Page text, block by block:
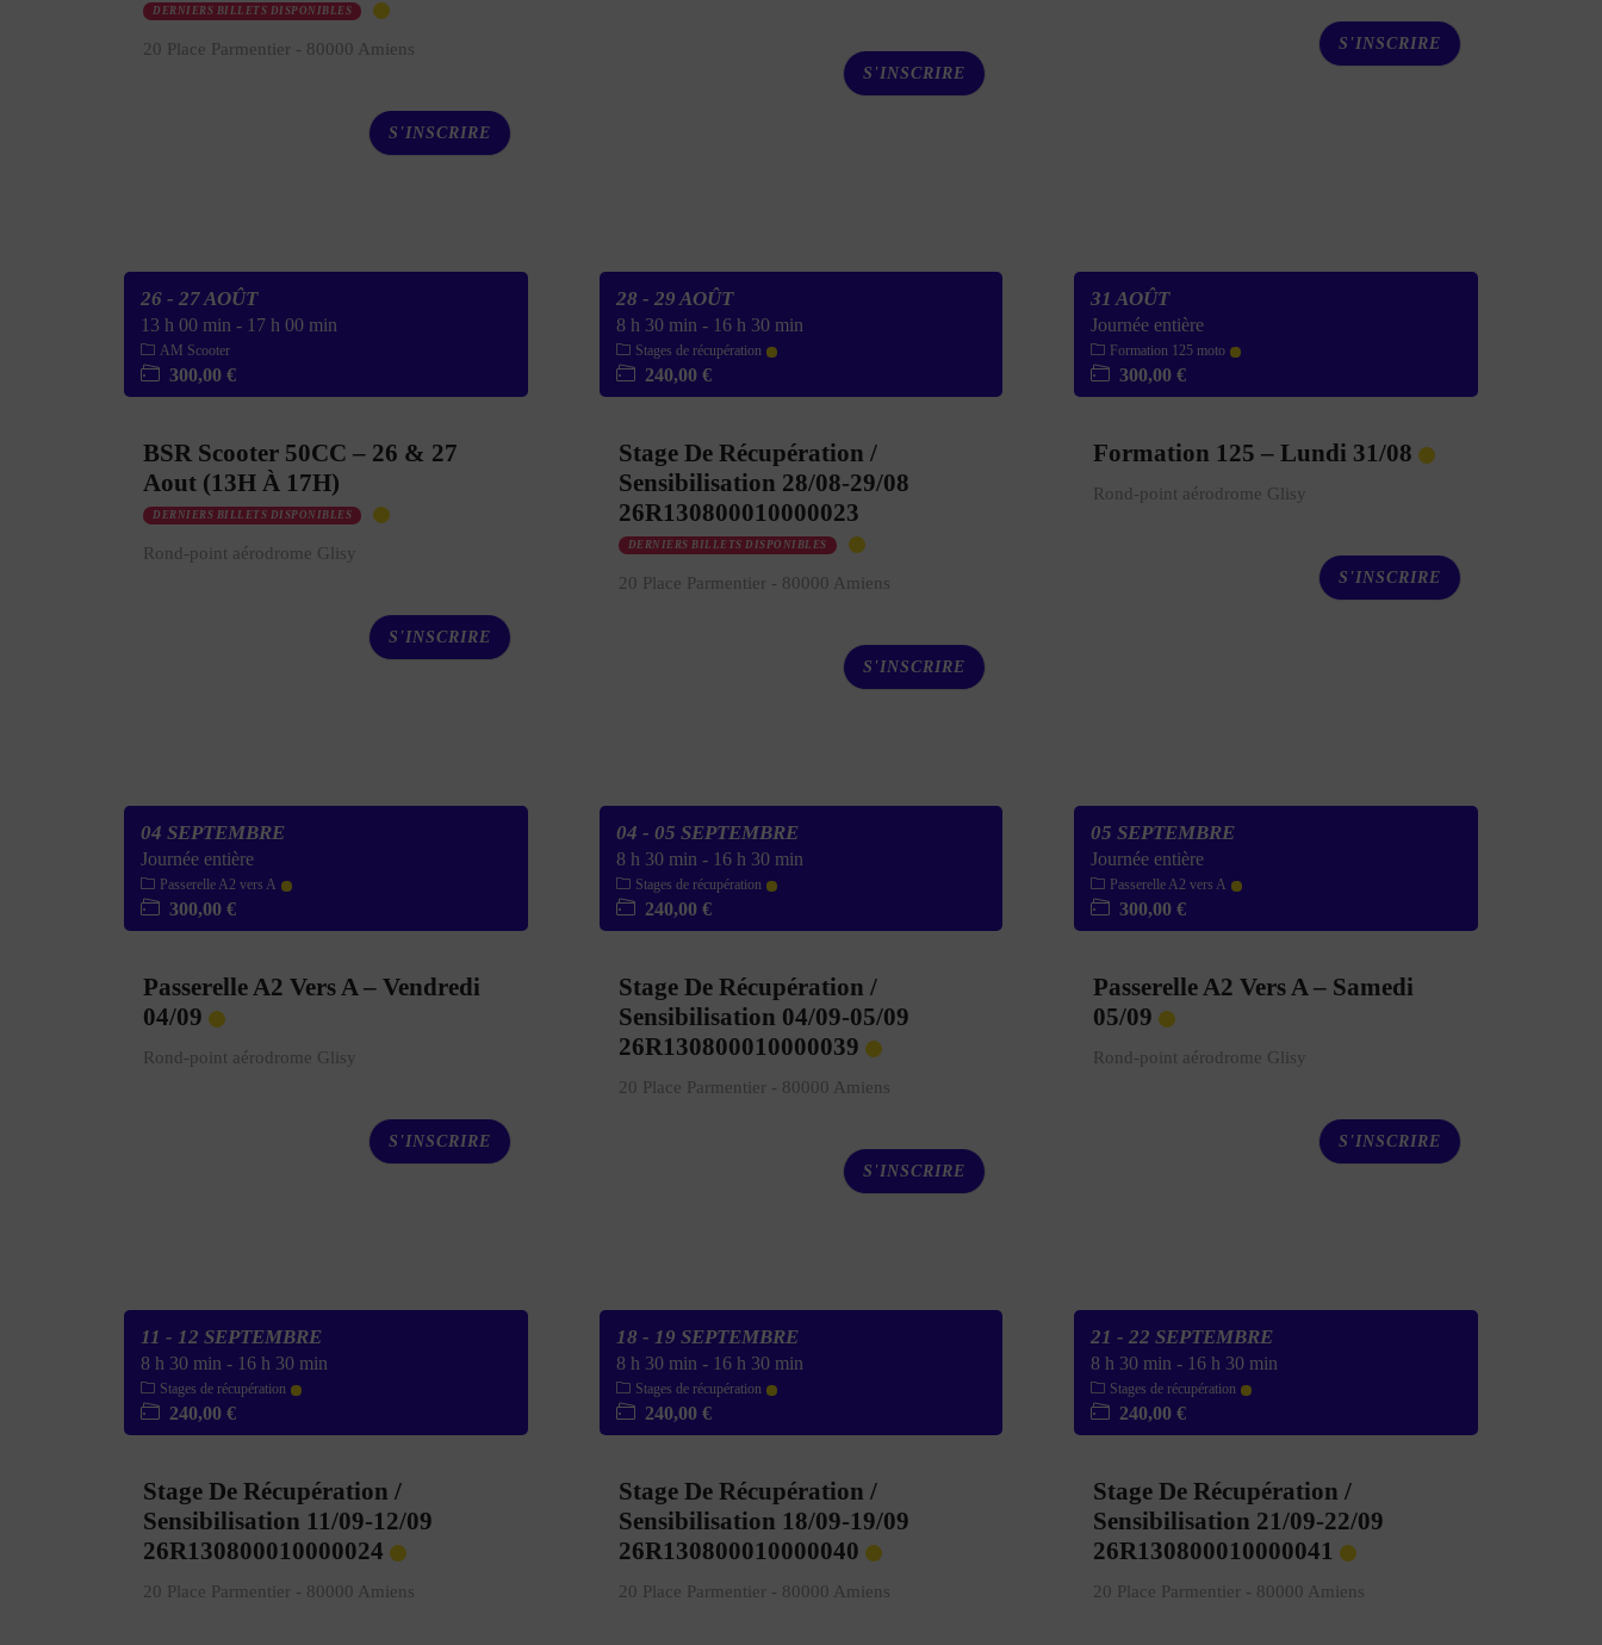
DERNIERS BILLETS DISPONIBLES
20 Place Parmentier - 80000 Amiens
S'INSCRIRE
S'INSCRIRE
S'INSCRIRE
26 - 27 AOÛT
13 h 00 min - 17 h 00 min
AM Scooter
300,00 €
BSR Scooter 50CC – 26 & 27
Aout (13H À 17H)
DERNIERS BILLETS DISPONIBLES
Rond-point aérodrome Glisy
S'INSCRIRE
28 - 29 AOÛT
8 h 30 min - 16 h 30 min
Stages de récupération
240,00 €
Stage De Récupération /
Sensibilisation 28/08-29/08
26R130800010000023
DERNIERS BILLETS DISPONIBLES
20 Place Parmentier - 80000 Amiens
S'INSCRIRE
31 AOÛT
Journée entière
Formation 125 moto
300,00 €
Formation 125 – Lundi 31/08
Rond-point aérodrome Glisy
S'INSCRIRE
04 SEPTEMBRE
Journée entière
Passerelle A2 vers A
300,00 €
Passerelle A2 Vers A – Vendredi
04/09
Rond-point aérodrome Glisy
S'INSCRIRE
04 - 05 SEPTEMBRE
8 h 30 min - 16 h 30 min
Stages de récupération
240,00 €
Stage De Récupération /
Sensibilisation 04/09-05/09
26R130800010000039
20 Place Parmentier - 80000 Amiens
S'INSCRIRE
05 SEPTEMBRE
Journée entière
Passerelle A2 vers A
300,00 €
Passerelle A2 Vers A – Samedi
05/09
Rond-point aérodrome Glisy
S'INSCRIRE
11 - 12 SEPTEMBRE
8 h 30 min - 16 h 30 min
Stages de récupération
240,00 €
Stage De Récupération /
Sensibilisation 11/09-12/09
26R130800010000024
20 Place Parmentier - 80000 Amiens
18 - 19 SEPTEMBRE
8 h 30 min - 16 h 30 min
Stages de récupération
240,00 €
Stage De Récupération /
Sensibilisation 18/09-19/09
26R130800010000040
20 Place Parmentier - 80000 Amiens
21 - 22 SEPTEMBRE
8 h 30 min - 16 h 30 min
Stages de récupération
240,00 €
Stage De Récupération /
Sensibilisation 21/09-22/09
26R130800010000041
20 Place Parmentier - 80000 Amiens